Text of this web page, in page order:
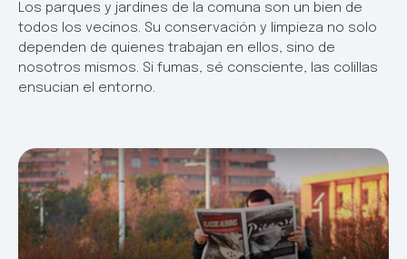
Los parques y jardines de la comuna son un bien de
todos los vecinos. Su conservación y limpieza no solo
dependen de quienes trabajan en ellos, sino de
nosotros mismos. Si fumas, sé consciente, las colillas
ensucian el entorno.